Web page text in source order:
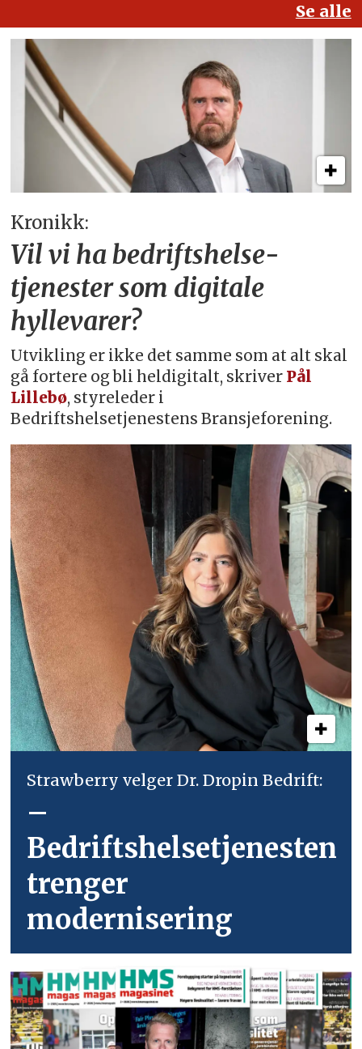
Se alle
Kronikk:
Vil vi ha bedriftshelse­
tjenester som digitale
hyllevarer?
Utvikling er ikke det samme som at alt skal
gå fortere og bli heldigitalt, skriver Pål
Lillebø, styreleder i
Bedriftshelsetjenestens Bransjeforening.
Strawberry velger Dr. Dropin Bedrift:
–
Bedriftshelsetjenesten
trenger
modernisering